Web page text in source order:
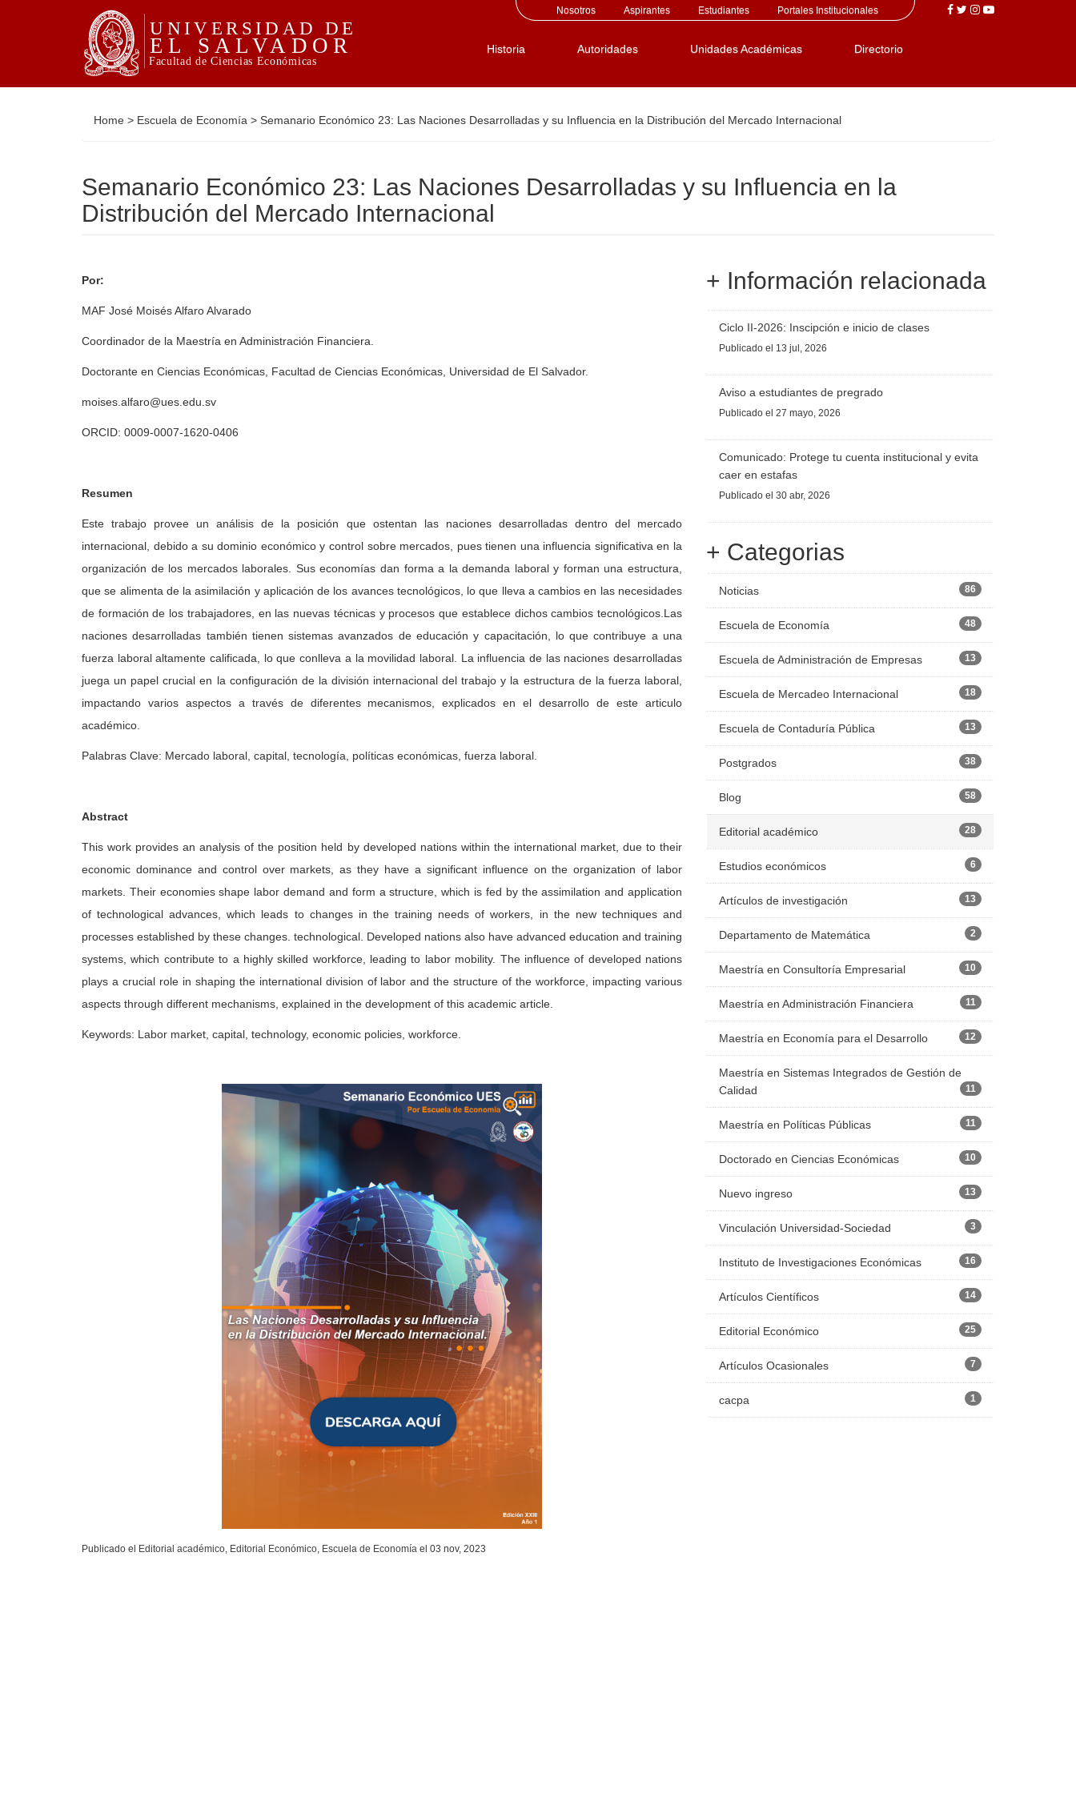
Nosotros Aspirantes Estudiantes Portales Institucionales
Historia Autoridades Unidades Académicas Directorio
Home > Escuela de Economía > Semanario Económico 23: Las Naciones Desarrolladas y su Influencia en la Distribución del Mercado Internacional
Semanario Económico 23: Las Naciones Desarrolladas y su Influencia en la
Distribución del Mercado Internacional
Por:
MAF José Moisés Alfaro Alvarado
Coordinador de la Maestría en Administración Financiera.
Doctorante en Ciencias Económicas, Facultad de Ciencias Económicas, Universidad de El Salvador.
moises.alfaro@ues.edu.sv
ORCID: 0009-0007-1620-0406
Resumen
Este trabajo provee un análisis de la posición que ostentan las naciones desarrolladas dentro del mercado
internacional, debido a su dominio económico y control sobre mercados, pues tienen una influencia significativa en la
organización de los mercados laborales. Sus economías dan forma a la demanda laboral y forman una estructura,
que se alimenta de la asimilación y aplicación de los avances tecnológicos, lo que lleva a cambios en las necesidades
de formación de los trabajadores, en las nuevas técnicas y procesos que establece dichos cambios tecnológicos.Las
naciones desarrolladas también tienen sistemas avanzados de educación y capacitación, lo que contribuye a una
fuerza laboral altamente calificada, lo que conlleva a la movilidad laboral. La influencia de las naciones desarrolladas
juega un papel crucial en la configuración de la división internacional del trabajo y la estructura de la fuerza laboral,
impactando varios aspectos a través de diferentes mecanismos, explicados en el desarrollo de este articulo
académico.
Palabras Clave: Mercado laboral, capital, tecnología, políticas económicas, fuerza laboral.
Abstract
This work provides an analysis of the position held by developed nations within the international market, due to their
economic dominance and control over markets, as they have a significant influence on the organization of labor
markets. Their economies shape labor demand and form a structure, which is fed by the assimilation and application
of technological advances, which leads to changes in the training needs of workers, in the new techniques and
processes established by these changes. technological. Developed nations also have advanced education and training
systems, which contribute to a highly skilled workforce, leading to labor mobility. The influence of developed nations
plays a crucial role in shaping the international division of labor and the structure of the workforce, impacting various
aspects through different mechanisms, explained in the development of this academic article.
Keywords: Labor market, capital, technology, economic policies, workforce.
Publicado el Editorial académico, Editorial Económico, Escuela de Economía el 03 nov, 2023
+ Información relacionada
Ciclo II-2026: Inscipción e inicio de clases
Publicado el 13 jul, 2026
Aviso a estudiantes de pregrado
Publicado el 27 mayo, 2026
Comunicado: Protege tu cuenta institucional y evita
caer en estafas
Publicado el 30 abr, 2026
+ Categorias
Noticias 86
Escuela de Economía 48
Escuela de Administración de Empresas 13
Escuela de Mercadeo Internacional 18
Escuela de Contaduría Pública 13
Postgrados 38
Blog 58
Editorial académico 28
Estudios económicos 6
Artículos de investigación 13
Departamento de Matemática 2
Maestría en Consultoría Empresarial 10
Maestría en Administración Financiera 11
Maestría en Economía para el Desarrollo 12
Maestría en Sistemas Integrados de Gestión de
Calidad
11
Maestría en Políticas Públicas 11
Doctorado en Ciencias Económicas 10
Nuevo ingreso 13
Vinculación Universidad-Sociedad 3
Instituto de Investigaciones Económicas 16
Artículos Científicos 14
Editorial Económico 25
Artículos Ocasionales 7
cacpa 1